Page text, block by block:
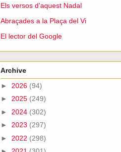
Els versos d'aquest Nadal
Abraçades a la Plaça del Vi
El lector del Google
Archive
► 2026 (94)
► 2025 (249)
► 2024 (302)
► 2023 (297)
► 2022 (298)